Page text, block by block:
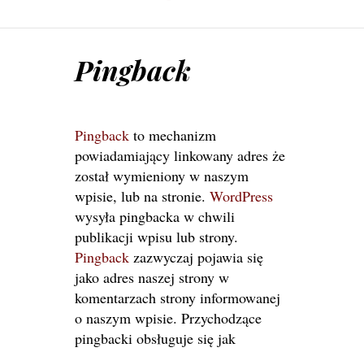
Pingback
Pingback to mechanizm
powiadamiający linkowany adres że
został wymieniony w naszym
wpisie, lub na stronie. WordPress
wysyła pingbacka w chwili
publikacji wpisu lub strony.
Pingback zazwyczaj pojawia się
jako adres naszej strony w
komentarzach strony informowanej
o naszym wpisie. Przychodzące
pingbacki obsługuje się jak